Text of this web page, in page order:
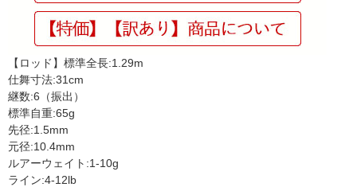
【ロッド】標準全長:1.29m
仕舞寸法:31cm
継数:6（振出）
標準自重:65g
先径:1.5mm
元径:10.4mm
ルアーウェイト:1-10g
ライン:4-12lb